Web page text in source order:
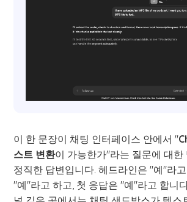
이 한 문장이 채팅 인터페이스 안에서 "
스트 변환이 가능한가"라는 질문에 대한
정직한 답변입니다. 헤드라인은 "예"라
"예"라고 하고, 첫 응답은 "예"라고 합니